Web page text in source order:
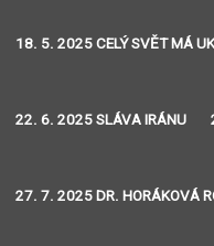
18. 5. 2025 CELÝ SVĚT MÁ
22. 6. 2025 SLÁVA IRÁNU
27. 7. 2025 DR. HORÁKOVÁ